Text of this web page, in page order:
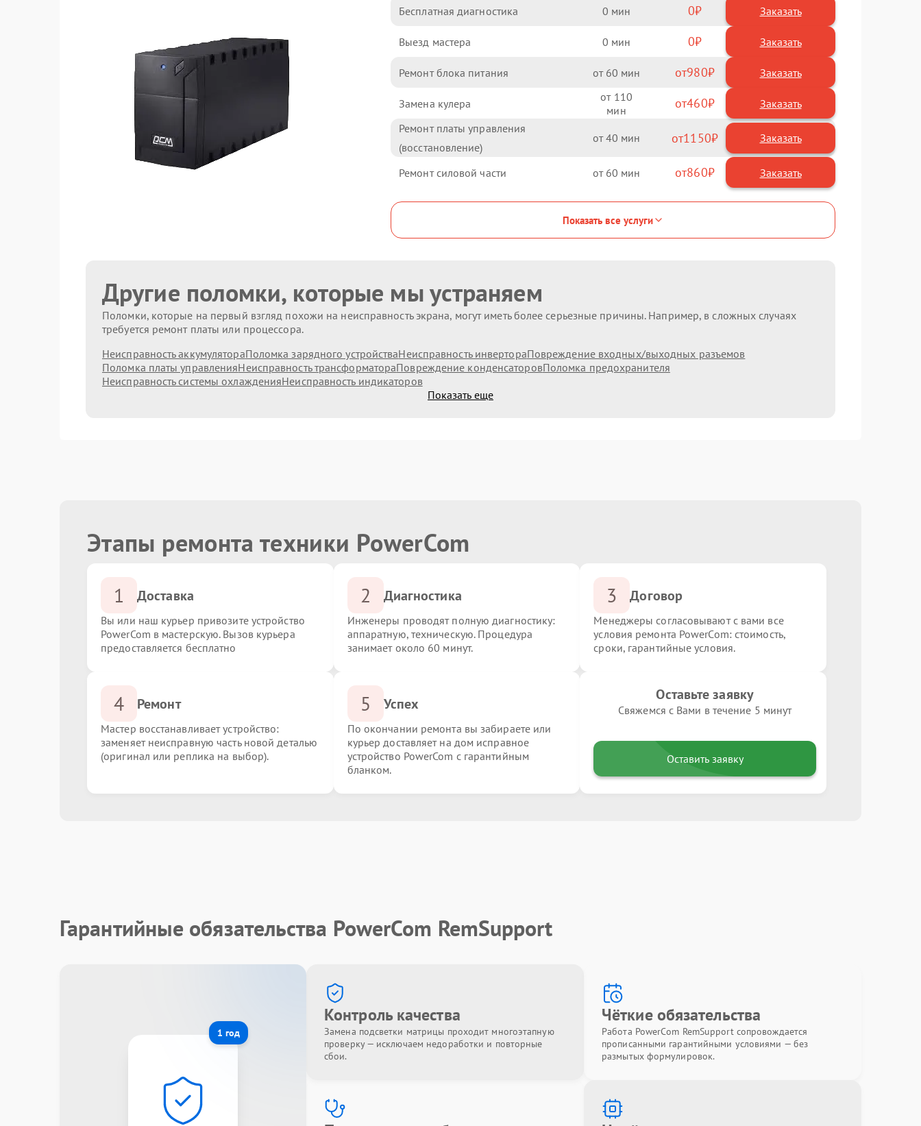
Бесплатная диагностика 0 0 Заказать
Выезд мастера 0 0 Заказать
Ремонт блока питания 60 980
Замена кулера 110 460
Ремонт платы управления
(восстановление)
40 1150
Ремонт силовой части 60 860
Показать все услуги
Другие поломки, которые мы устраняем
Поломки, которые на первый взгляд похожи на неисправность экрана, могут иметь более серьезные причины. Например, в сложных случаях
требуется ремонт платы или процессора.
Неисправность аккумулятораПоломка зарядного устройстваНеисправность инвертораПовреждение входных/выходных разъемов
Поломка платы управленияНеисправность трансформатораПовреждение конденсаторовПоломка предохранителя
Неисправность системы охлажденияНеисправность индикаторов
Показать еще
Этапы ремонта техники PowerCom
1 Доставка
Вы или наш курьер привозите устройство
PowerCom в мастерскую. Вызов курьера
предоставляется бесплатно
2 Диагностика
Инженеры проводят полную диагностику:
аппаратную, техническую. Процедура
занимает около 60 минут.
3 Договор
Менеджеры согласовывают с вами все
условия ремонта PowerCom: стоимость,
сроки, гарантийные условия.
4 Ремонт
Мастер восстанавливает устройство:
заменяет неисправную часть новой деталью
(оригинал или реплика на выбор).
5 Успех
По окончании ремонта вы забираете или
курьер доставляет на дом исправное
устройство PowerCom с гарантийным
бланком.
Оставьте заявку
Свяжемся с Вами в течение 5 минут
Оставить заявку
Гарантийные обязательства PowerCom RemSupport
1 год
Контроль качества
Замена подсветки матрицы проходит многоэтапную
проверку — исключаем недоработки и повторные
сбои.
Чёткие обязательства
Работа PowerCom RemSupport сопровождается
прописанными гарантийными условиями — без
размытых формулировок.